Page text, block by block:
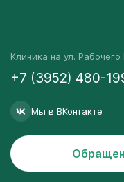
Клиника на ул.
+7 (3952) 480-
Мы в ВКонтакте